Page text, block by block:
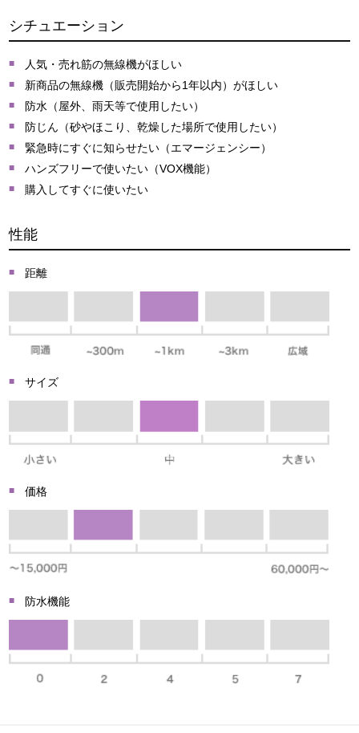
シチュエーション
人気・売れ筋の無線機がほしい
新商品の無線機（販売開始から1年以内）がほしい
防水（屋外、雨天等で使用したい）
防じん（砂やほこり、乾燥した場所で使用したい）
緊急時にすぐに知らせたい（エマージェンシー）
ハンズフリーで使いたい（VOX機能）
購入してすぐに使いたい
性能
距離
サイズ
価格
防水機能